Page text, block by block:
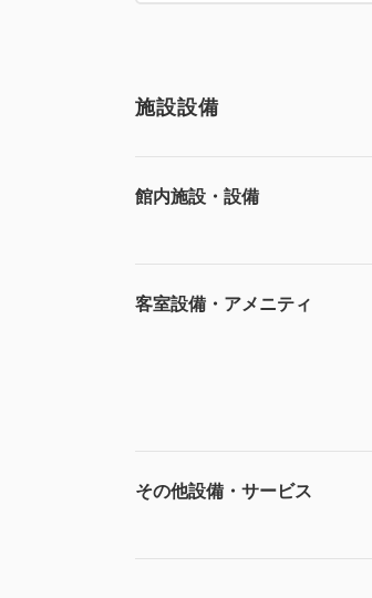
施設設備
館内施設・設備
客室設備・アメニティ
その他設備・サービス